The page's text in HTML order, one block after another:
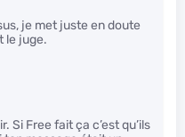
je met juste en doute
le juge.
Si Free fait ça c’est qu’ils